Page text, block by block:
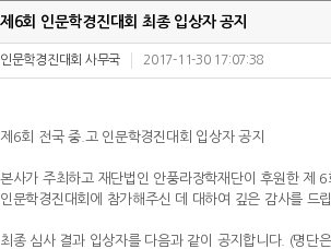
제6회 인문학경진대회 최종 입상자 공지
인문학경진대회 사무국 2017-11-30 17:07:38
제6회 전국 중.고 인문학경진대회 입상자 공지
본사가 주최하고 재단법인 안풍라장학재단이 후원한 제
인문학경진대회에 참가해주신 데 대하여 깊은 감사를 드
최종 심사 결과 입상자를 다음과 같이 공지합니다. (명단